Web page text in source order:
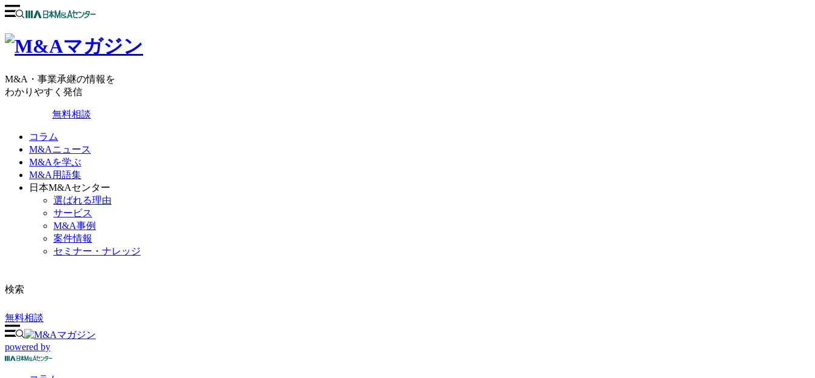
M&A・事業承継の情報を
わかりやすく発信
無料相談
コラム
M&Aニュース
M&Aを学ぶ
M&A用語集
日本M&Aセンター
選ばれる理由
サービス
M&A事例
案件情報
セミナー・ナレッジ
検索
無料相談
powered by